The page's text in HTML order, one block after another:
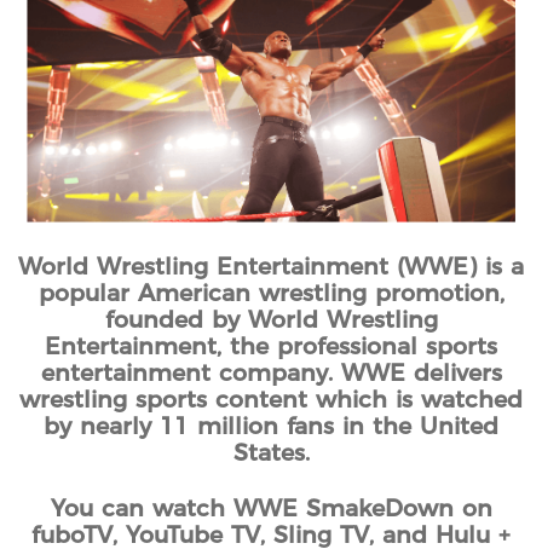
World Wrestling Entertainment (WWE) is a
popular American wrestling promotion,
founded by World Wrestling
Entertainment, the professional sports
entertainment company. WWE delivers
wrestling sports content which is watched
by nearly 11 million fans in the United
States.
You can watch WWE SmakeDown on
fuboTV, YouTube TV, Sling TV, and Hulu +